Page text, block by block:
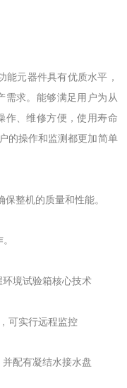
能元器件具有优质水平，
需求。能够满足用户为从
作、维修方便，使用寿命
的操作和监测都更加简单
整机的质量和性能。
境试验箱核心技术
可实行远程监控
配有凝结水接水盘